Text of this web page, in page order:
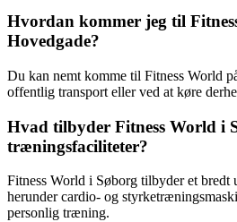
Hvordan kommer jeg til
Hovedgade?
Du kan nemt komme til Fitness World
offentlig transport eller ved at køre
Hvad tilbyder Fitness World i
træningsfaciliteter?
Fitness World i Søborg tilbyder et
herunder cardio- og
personlig træning.